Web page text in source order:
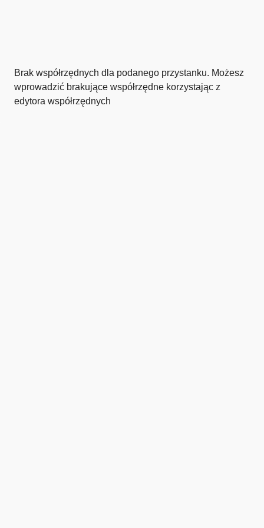
Brak współrzędnych dla podanego przystanku. Możesz
wprowadzić brakujące współrzędne korzystając z
edytora współrzędnych